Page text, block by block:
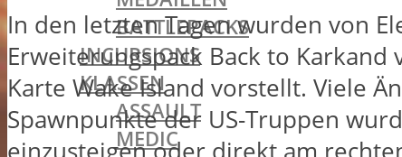
BATTLEPACKS
INCURSIONS
KLASSEN
ASSAULT
MEDIC
In den letzten Tagen wurden von
Erweiterungspack Back to
Karte Wake Island vorstellt. Viele
Spawnpunkte der US-Truppen